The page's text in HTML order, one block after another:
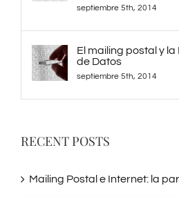
septiembre 5th, 2014
El mailing postal y
de Datos
septiembre 5th, 2014
RECENT POSTS
Mailing Postal e Internet: la